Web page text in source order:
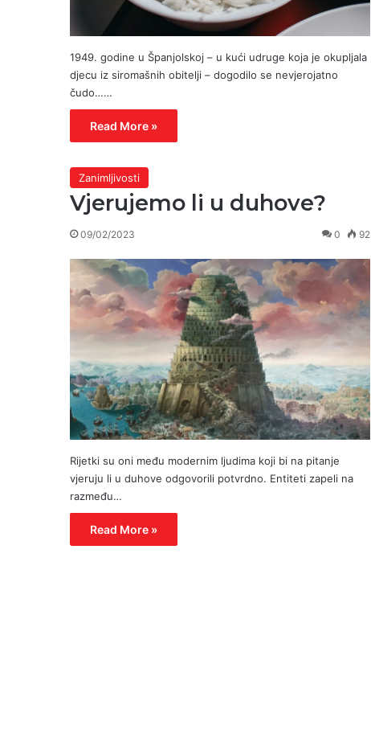
1949. godine u Španjolskoj – u kući udruge koja je okupljala
djecu iz siromašnih obitelji – dogodilo se nevjerojatno
čudo……
Read More »
Zanimljivosti
Vjerujemo li u duhove?
09/02/2023 0 92
Rijetki su oni među modernim ljudima koji bi na pitanje
vjeruju li u duhove odgovorili potvrdno. Entiteti zapeli na
razmeđu…
Read More »